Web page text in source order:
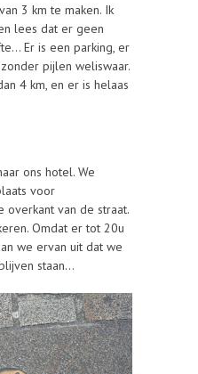
3 km te maken. Ik
lees dat er geen
Er is een parking, er
pijlen weliswaar.
4 km, en er is helaas
ons hotel. We
voor
overkant van de straat.
Omdat er tot 20u
we ervan uit dat we
staan…